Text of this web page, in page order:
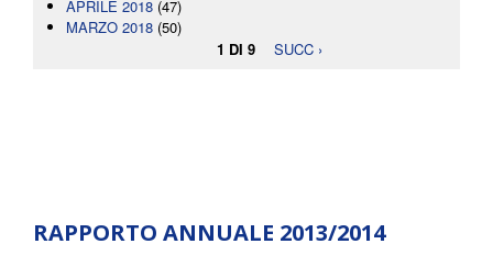
APRILE 2018 (47)
MARZO 2018 (50)
1 DI 9
SUCC ›
RAPPORTO ANNUALE 2013/2014